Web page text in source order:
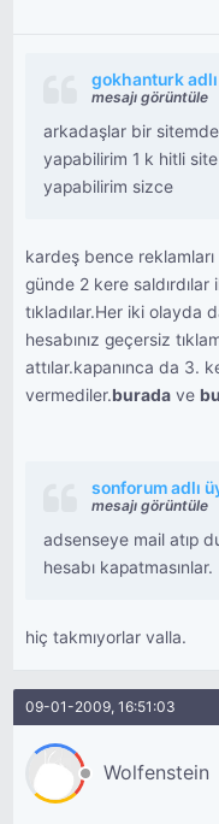
gokhanturk adlı
mesajı görüntüle
arkadaşlar bir
yapabilirim 1 k hitli
yapabilirim sizce
kardeş bence
günde 2 kere
tıkladılar.Her iki olayda
hesabınız geçersiz
attılar.kapanınca da 3.
vermediler.burada ve
sonforum adlı
mesajı görüntüle
adsenseye mail atıp
hesabı kapatmasınlar.
hiç takmıyorlar valla.
09-01-2009, 16:51:03
Wolfenstein